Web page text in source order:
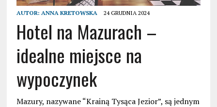
AUTOR: ANNA KRETOWSKA 24 GRUDNIA 2024
Hotel na Mazurach –
idealne miejsce na
wypoczynek
Mazury, nazywane “Krainą Tysąca Jezior”, są jednym